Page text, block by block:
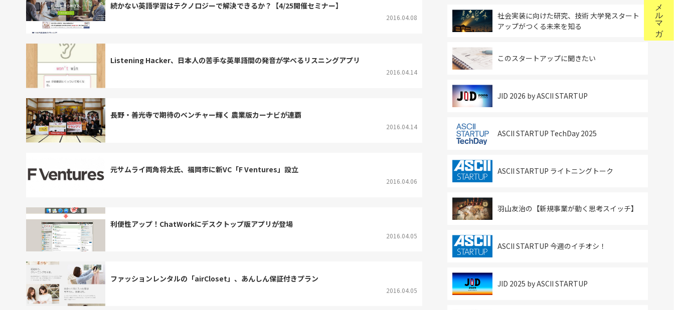
続かない英語学習はテクノロジーで解決できるか？【4/25開催セミナー】
2016.04.08
Listening Hacker、日本人の苦手な英単語間の発音が学べるリスニングアプリ
2016.04.14
長野・善光寺で期待のベンチャー輝く 農業版カーナビが連覇
2016.04.14
元サムライ両角将太氏、福岡市に新VC「F Ventures」設立
2016.04.06
利便性アップ！ChatWorkにデスクトップ版アプリが登場
2016.04.05
ファッションレンタルの「airCloset」、あんしん保証付きプラン
2016.04.05
社会実装に向けた研究、技術 大学発スタート
アップがつくる未来を知る
このスタートアップに聞きたい
JID 2026 by ASCII STARTUP
ASCII STARTUP TechDay 2025
ASCII STARTUP ライトニングトーク
羽山友治の【新規事業が動く思考スイッチ】
ASCII STARTUP 今週のイチオシ！
JID 2025 by ASCII STARTUP